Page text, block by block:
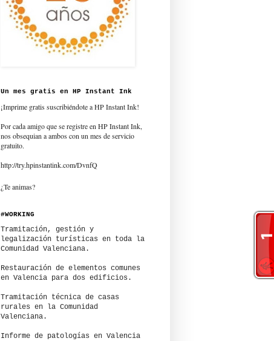
Un mes gratis en HP Instant Ink
¡Imprime gratis suscribiéndote a HP Instant Ink!
Por cada amigo que se registre en HP Instant Ink,
nos obsequian a ambos con un mes de servicio
gratuito.
http://try.hpinstantink.com/DvnfQ
¿Te animas?
#WORKING
Tramitación, gestión y
legalización turísticas en toda la
Comunidad Valenciana.
Restauración de elementos comunes
en Valencia para dos edificios.
Tramitación técnica de casas
rurales en la Comunidad
Valenciana.
Informe de patologías en Valencia